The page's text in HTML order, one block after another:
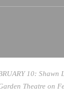
10:
Theatre on